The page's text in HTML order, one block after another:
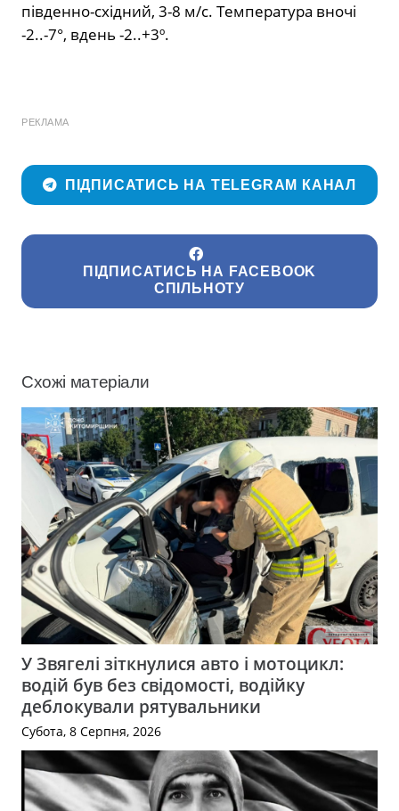
південно-східний, 3-8 м/с. Температура вночі
-2..-7°, вдень -2..+3º.
РЕКЛАМА
ПІДПИСАТИСЬ НА TELEGRAM КАНАЛ
ПІДПИСАТИСЬ НА FACEBOOK
СПІЛЬНОТУ
Схожі матеріали
У Звягелі зіткнулися авто і мотоцикл:
водій був без свідомості, водійку
деблокували рятувальники
Субота, 8 Серпня, 2026